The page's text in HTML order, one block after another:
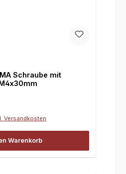
Schraube mit
Versandkosten
Warenkorb